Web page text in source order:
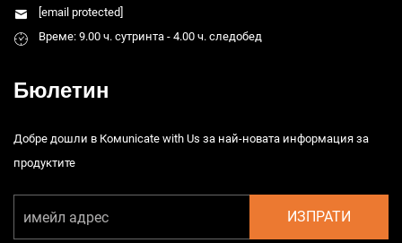
[email protected]
Време: 9.00 ч. сутринта - 4.00 ч. следобед
Бюлетин
Добре дошли в Комunicate with Us за най-новата информация за
продуктите
ИЗПРАТИ